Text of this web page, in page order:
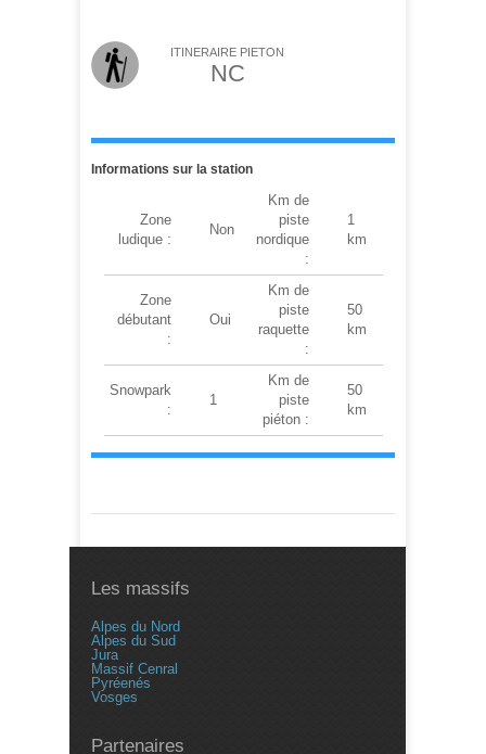
ITINERAIRE PIETON
NC
Informations sur la station
Zone
ludique :
Non
Km de
piste
nordique
:
1
km
Zone
débutant
:
Oui
Km de
piste
raquette
:
50
km
Snowpark
:
1
Km de
piste
piéton :
50
km
Les massifs
Alpes du Nord
Alpes du Sud
Jura
Massif Cenral
Pyréenés
Vosges
Partenaires